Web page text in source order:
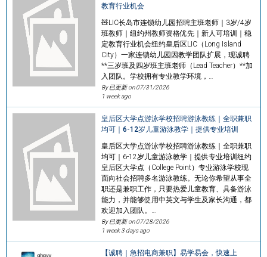
教育行业机会
🧸LIC长岛市连锁幼儿园招聘主班老师｜3岁/4岁
班教师｜纽约州教师资格优先｜新人可培训｜稳
定教育行业机会纽约皇后区LIC（Long Island
City）一家连锁幼儿园因教学团队扩展，现诚聘
**三岁班及四岁班主班老师（Lead Teacher）**加
入团队。学校拥有专业教学环境，…
By 已更新 on07/31/2026
1 week ago
皇后区大学点游泳学校招聘游泳教练｜全职兼职
均可｜6-12岁儿童游泳教学｜提供专业培训
皇后区大学点游泳学校招聘游泳教练｜全职兼职
均可｜6-12岁儿童游泳教学｜提供专业培训纽约
皇后区大学点（College Point）专业游泳学校现
面向社会招聘多名游泳教练。无论你希望从事全
职还是兼职工作，只要热爱儿童教育、具备游泳
能力，并能够使用中英文与学生及家长沟通，都
欢迎加入团队。…
By 已更新 on07/28/2026
1 week 3 days ago
【诚聘｜急招电商兼职】易学易会，快速上